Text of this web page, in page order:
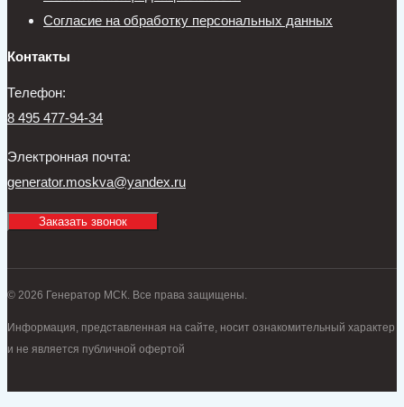
Согласие на обработку персональных данных
Контакты
Телефон:
8 495 477-94-34
Электронная почта:
generator.moskva@yandex.ru
Заказать звонок
© 2026 Генератор МСК. Все права защищены.
Информация, представленная на сайте, носит ознакомительный характер
и не является публичной офертой